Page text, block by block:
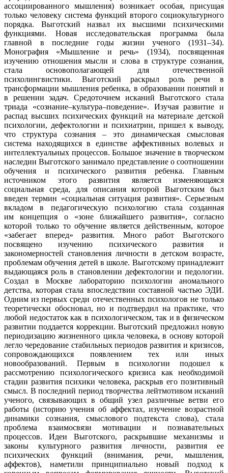
ассоциированного мышления) возникает особая, присущая
только человеку система функций второго социокультурного
порядка. Выготский назвал их высшими психическими
функциями. Новая исследовательская программа была
главной в последние годы жизни ученого (1931–34).
Монография «Мышление и речь» (1934), посвященная
изучению отношения мысли и слова в структуре сознания,
стала основополагающей для отечественной
психолингвистики. Выготский раскрыл роль речи в
трансформации мышления ребенка, в образовании понятий и
в решении задач. Средоточием исканий Выготского стала
триада «сознание–культура–поведение». Изучая развитие и
распад высших психических функций на материале детской
психологии, дефектологии и психиатрии, пришел к выводу,
что структура сознания – это динамическая смысловая
система находящихся в единстве аффективных волевых и
интеллектуальных процессов. Большое значение в творческом
наследии Выготского занимало представление о соотношении
обучения и психического развития ребенка. Главным
источником этого развития является изменяющаяся
социальная среда, для описания которой Выготским был
введен термин «социальная ситуация развития». Серьезным
вкладом в педагогическую психологию стала созданная
им концепция о «зоне ближайшего развития», согласно
которой только то обучение является действенным, которое
«забегает вперед» развития. Много работ Выготского
посвящено изучению психического развития и
закономерностей становления личности в детском возрасте,
проблемам обучения детей в школе. Выготскому принадлежит
выдающаяся роль в становлении дефектологии и педологии.
Создал в Москве лабораторию психологии аномального
детства, которая стала впоследствии составной частью ЭДИ.
Одним из первых среди отечественных психологов не только
теоретически обосновал, но и подтвердил на практике, что
любой недостаток как в психологическом, так и в физическом
развитии поддается коррекции. Выготский предложил новую
периодизацию жизненного цикла человека, в основу которой
легло чередование стабильных периодов развития и кризисов,
сопровождающихся появлением тех или иных
новообразований. Первым в психологии подошел к
рассмотрению психологического кризиса как необходимой
стадии развития психики человека, раскрыв его позитивный
смысл. В последний период творчества лейтмотивом исканий
ученого, связывающих в общий узел различные ветви его
работы (историю учения об аффектах, изучение возрастной
динамики сознания, смыслового подтекста слова), стала
проблема взаимосвязи мотивации и познавательных
процессов. Идеи Выготского, раскрывшие механизмы и
законы культурного развития личности, развития ее
психических функций (внимания, речи, мышления,
аффектов), наметили принципиально новый подход к